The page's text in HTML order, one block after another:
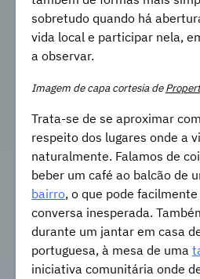
sobretudo quando há
vida local e participar nela,
a observar.
Imagem de capa cortesia de
Trata-se de se aproximar
respeito dos lugares onde a
naturalmente. Falamos de
beber um café ao balcão de
bairro, o que pode
conversa inesperada.
durante um jantar em casa
portuguesa, à mesa de uma
iniciativa comunitária onde